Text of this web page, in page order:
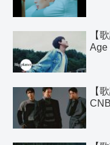
【
Age
【